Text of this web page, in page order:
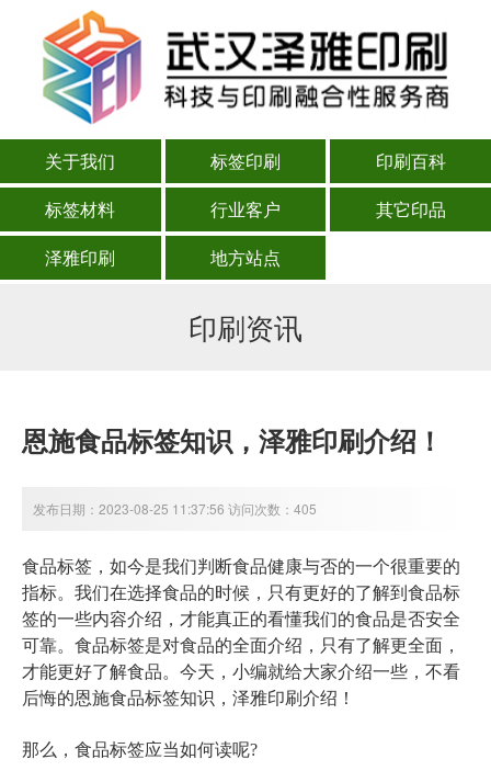
关于我们 标签印刷
印刷百科
标签材料
行业客户
其它印品
泽雅印刷
地方站点
印刷资讯
恩施食品标签知识，泽雅印刷介绍！
发布日期：2023-08-25 11:37:56 访问次数：405
食品标签，如今是我们判断食品健康与否的一个很重要的
指标。我们在选择食品的时候，只有更好的了解到食品标
签的一些内容介绍，才能真正的看懂我们的食品是否安全
可靠。食品标签是对食品的全面介绍，只有了解更全面，
才能更好了解食品。今天，小编就给大家介绍一些，不看
后悔的恩施食品标签知识，泽雅印刷介绍！
那么，食品标签应当如何读呢?